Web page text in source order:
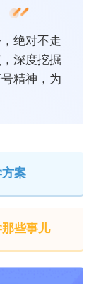
绝对不走
深度挖掘
精神，为
案
些事儿